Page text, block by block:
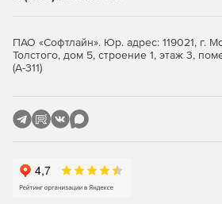
о прошлых проблемах и
производительности сервера SQL.
данных об активности сервера
отображению объяснений
Простой и быстрый запуск –
работы в программе, уже готовой
ПАО «Софтлайн». Юр. адрес: 119021, г.
Толстого, дом 5, строение 1, этаж 3,
(А-311)